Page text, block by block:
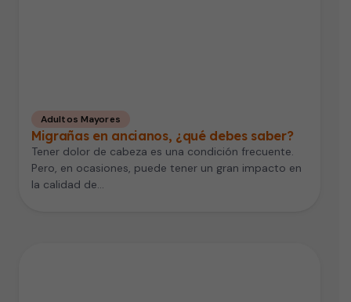
Adultos Mayores
Migrañas en ancianos, ¿qué debes saber?
Tener dolor de cabeza es una condición frecuente.
Pero, en ocasiones, puede tener un gran impacto en
la calidad de…